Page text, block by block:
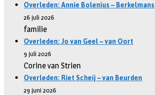
Overleden: Annie Bolenius – Berkelmans
26 juli 2026
familie
Overleden: Jo van Geel – van Oort
9 juli 2026
Corine van Strien
Overleden: Riet Scheij – van Beurden
29 juni 2026